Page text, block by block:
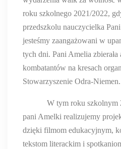
roku szkolnego 2021/2022,
przedszkolu nauczycielka
jesteśmy zaangażowani w
tych dni. Pani Amelia zbierała
kombatantów na kresach
Stowarzyszenie Odra-Niemen.
W tym roku szkolnym
pani Amelki realizujemy
dzięki filmom edukacyjnym,
tekstom literackim i